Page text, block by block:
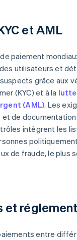
et AML
paiement
utilisateurs et
grâce aux
(KYC) et à la
(AML). Les
et de
intègrent les
de fraude, le plus
et
entre